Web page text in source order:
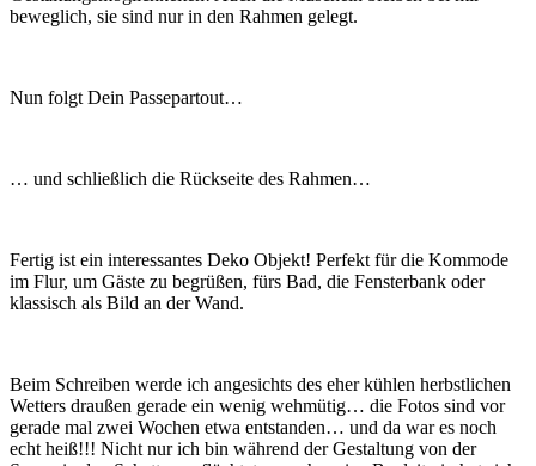
beweglich, sie sind nur in den Rahmen gelegt.
Nun folgt Dein Passepartout…
… und schließlich die Rückseite des Rahmen…
Fertig ist ein interessantes Deko Objekt! Perfekt für die Kommode
im Flur, um Gäste zu begrüßen, fürs Bad, die Fensterbank oder
klassisch als Bild an der Wand.
Beim Schreiben werde ich angesichts des eher kühlen herbstlichen
Wetters draußen gerade ein wenig wehmütig… die Fotos sind vor
gerade mal zwei Wochen etwa entstanden… und da war es noch
echt heiß!!! Nicht nur ich bin während der Gestaltung von der